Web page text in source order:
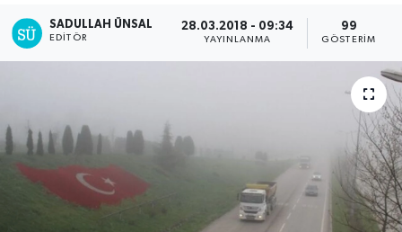
SADULLAH ÜNSAL
EDITÖR
28.03.2018 - 09:34
YAYINLANMA
99
GÖSTERIM